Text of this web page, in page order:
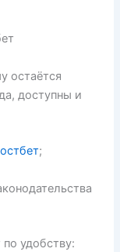
остаётся
доступны и
;
удобству: